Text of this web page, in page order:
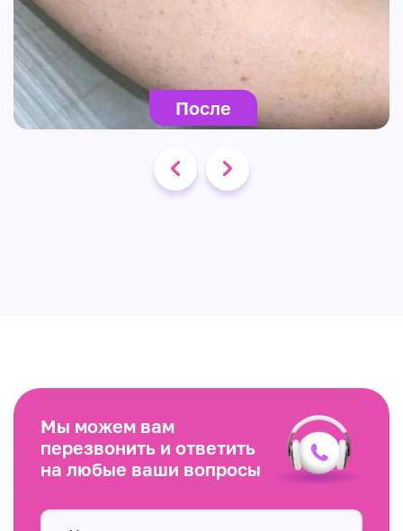
После
Мы можем вам
перезвонить и ответить
на любые ваши вопросы